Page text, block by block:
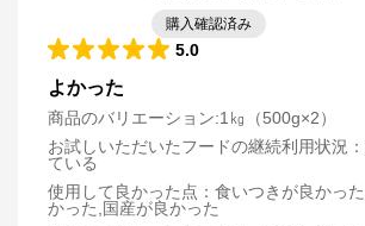
購入確認済み
5.0
よかった
商品のバリエーション:1㎏（500g×2）
お試しいただいたフードの継続利用状況 ：
ている
使用して良かった点 ： 食いつきが良かっ
かった,国産が良かった